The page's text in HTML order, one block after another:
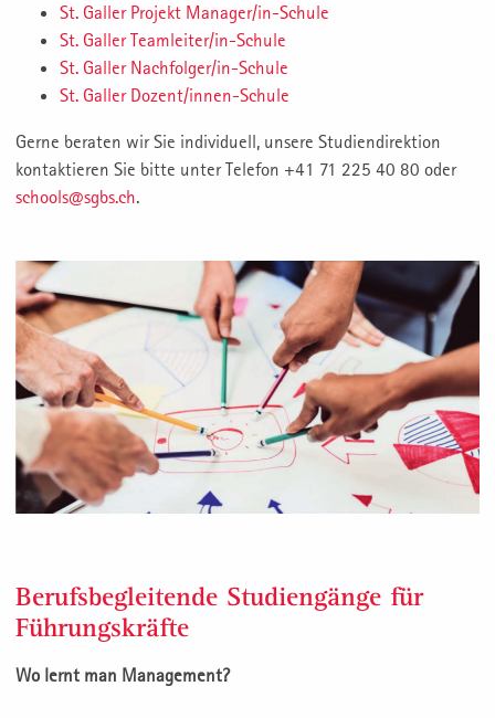
St. Galler Projekt Manager/in-Schule
St. Galler Teamleiter/in-Schule
St. Galler Nachfolger/in-Schule
St. Galler Dozent/innen-Schule
Gerne beraten wir Sie individuell, unsere Studiendirektion
kontaktieren Sie bitte unter Telefon +41 71 225 40 80 oder
schools@sgbs.ch.
Berufsbegleitende Studiengänge für
Führungskräfte
Wo lernt man Management?